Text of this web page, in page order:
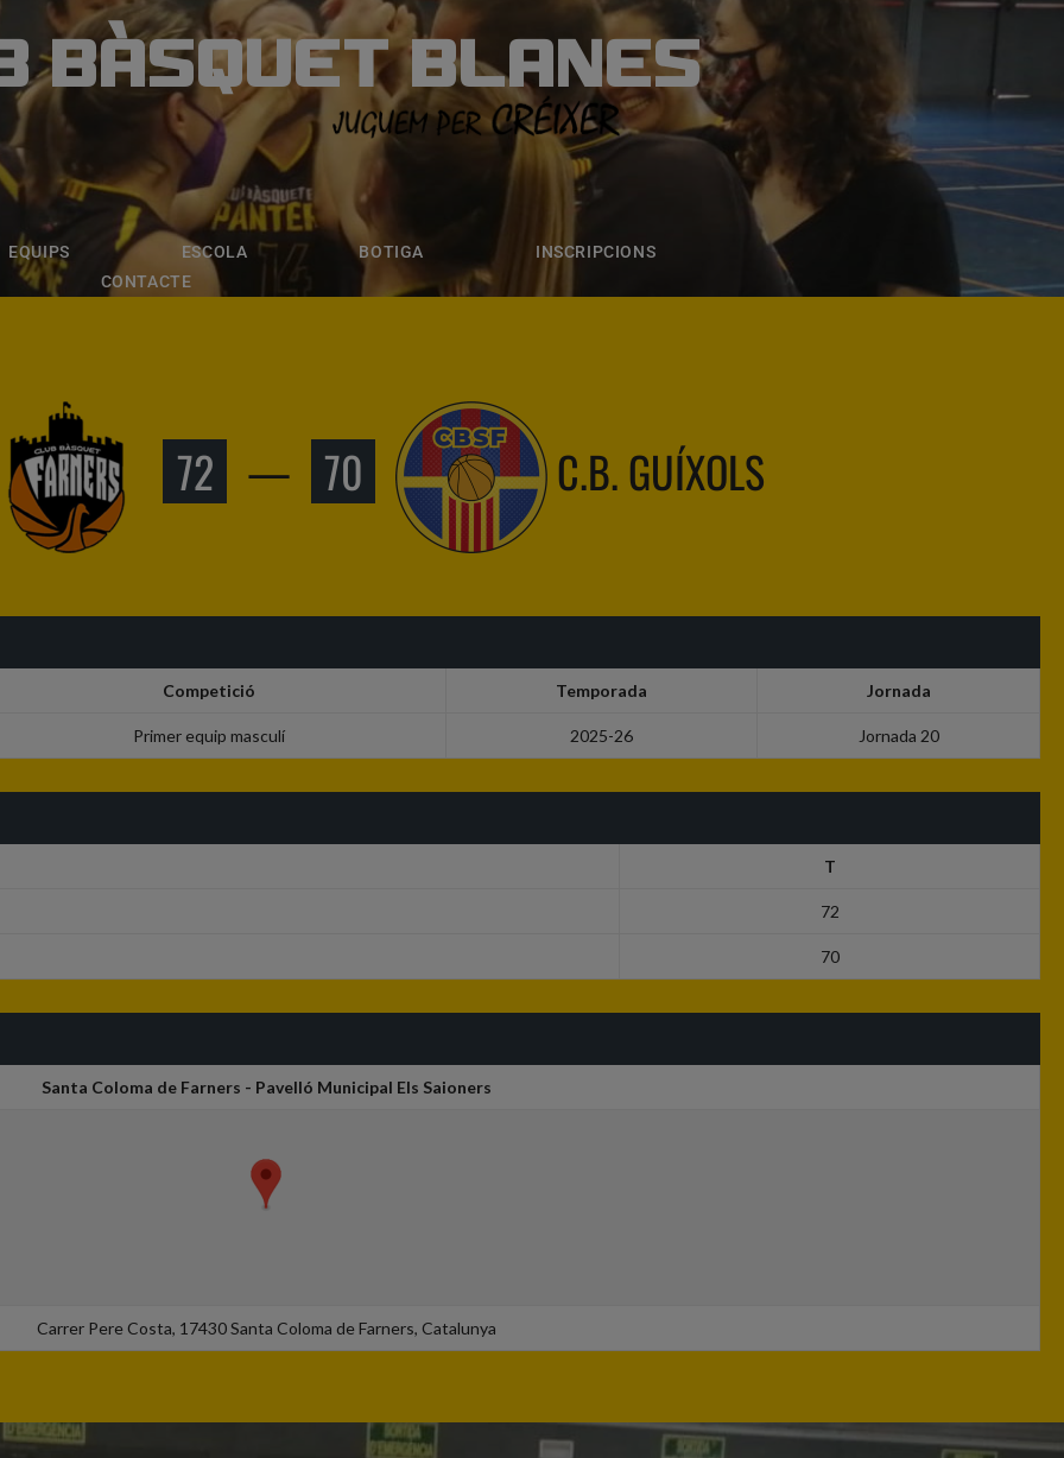
BÀSQUET BLANES
EQUIPS ESCOLA BOTIGA
INSCRIPCIONS
CONTACTE
BLANES
ESCOLA BOTIGA INSCRIPCIONS
72 — 70 C.B. GUÍXOLS
Competició Temporada Jornada
Primer equip masculí 2025-26 Jornada 20
T
72
70
Santa Coloma de Farners - Pavelló Municipal Els Saioners
Carrer Pere Costa, 17430 Santa Coloma de Farners, Catalunya